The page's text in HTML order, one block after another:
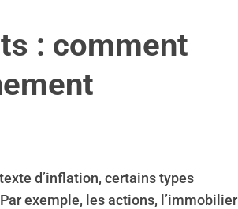
: comment
d’inflation, certains types
exemple, les actions, l’immobilier